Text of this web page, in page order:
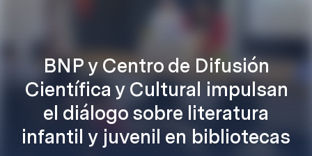
BNP y Centro de Difusión
Científica y Cultural impulsan
el diálogo sobre literatura
infantil y juvenil en bibliotecas